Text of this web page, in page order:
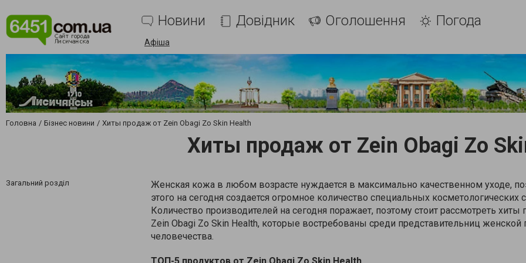
Новини Довідник Оголошення Погода
Афіша
Головна Бізнес новини Хиты продаж от Zein Obagi Zo Skin Health
Хиты продаж от Zein Obagi Zo
Загальний розділ
Женская кожа в любом возрасте нуждается в максимально качественном уходе,
этого на сегодня создается огромное количество специальных косметологических
Количество производителей на сегодня поражает, поэтому стоит рассмотреть хиты
Zein Obagi Zo Skin Health, которые востребованы среди представительниц женской
человечества.